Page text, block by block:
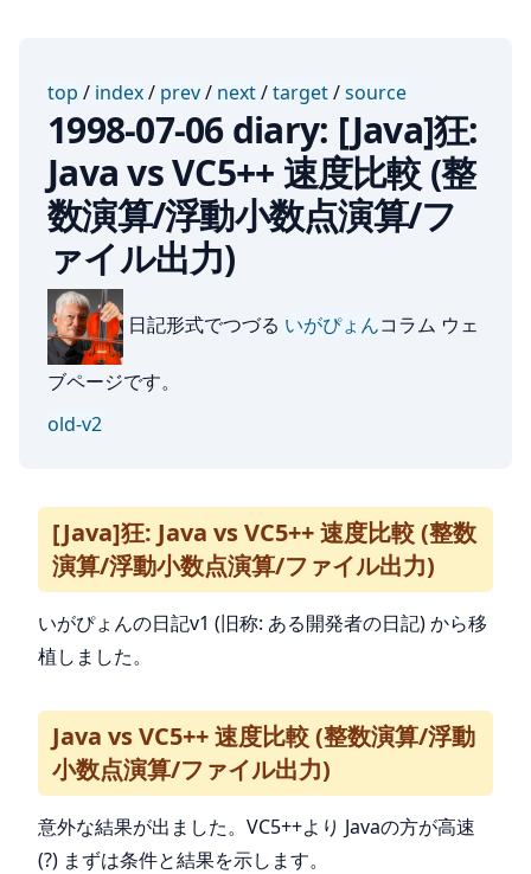
top / index/ prev/ next/target/source
1998-07-06 diary: [Java]狂:
Java vs VC5++ 速度比較 (整
数演算/浮動小数点演算/フ
ァイル出力)
日記形式でつづる いがぴょんコラム ウェ
ブページです。
old-v2
[Java]狂: Java vs VC5++ 速度比較 (整数
演算/浮動小数点演算/ファイル出力)
いがぴょんの日記v1 (旧称: ある開発者の日記) から移
植しました。
Java vs VC5++ 速度比較 (整数演算/浮動
小数点演算/ファイル出力)
意外な結果が出ました。VC5++より Javaの方が高速
(?) まずは条件と結果を示します。